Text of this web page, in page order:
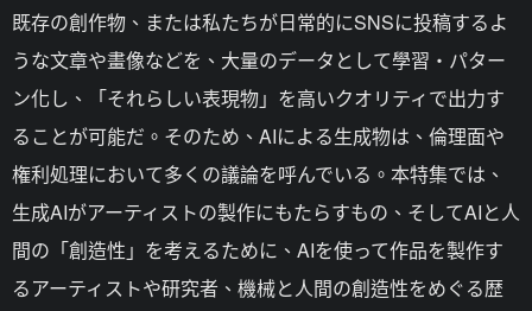
既存の創作物、または私たちが日常的にSNSに投稿するよ
うな文章や畫像などを、大量のデータとして學習・パター
ン化し、「それらしい表現物」を高いクオリティで出力す
ることが可能だ。そのため、AIによる生成物は、倫理面や
権利処理において多くの議論を呼んでいる。本特集では、
生成AIがアーティストの製作にもたらすもの、そしてAIと人
間の「創造性」を考えるために、AIを使って作品を製作す
るアーティストや研究者、機械と人間の創造性をめぐる歴